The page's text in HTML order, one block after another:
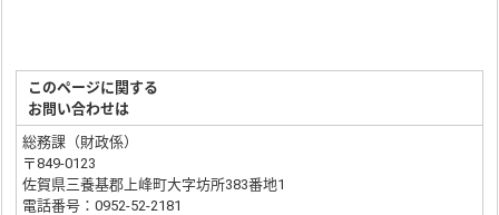
このページに関する
お問い合わせは
総務課（財政係）
〒849-0123
佐賀県三養基郡上峰町大字坊所383番地1
電話番号：0952-52-2181